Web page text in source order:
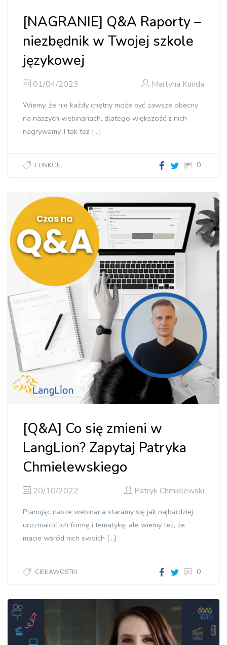
[NAGRANIE] Q&A Raporty –
niezbędnik w Twojej szkole
językowej
01/04/2023 Martyna Kunda
Wiemy, że nie każdy chętny może być zawsze obecny
na naszych webinariach, dlatego większość z nich
nagrywamy. I tak też […]
FUNKCJE
–
niezbędnik
w Twojej
językowej"]
0
[Q&A] Co się zmieni w
LangLion? Zapytaj Patryka
Chmielewskiego
20/10/2022 Patryk Chmielewski
Planując nasze webinaria staramy się jak najbardziej
urozmaicić ich formę i tematykę, ale wiemy też, że
macie wśród nich swoich […]
CIEKAWOSTKI
zmieni w
LangLion?
Zapytaj
Patryka
0